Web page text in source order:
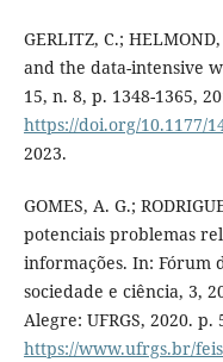
GERLITZ, C.;
and the data-intensive
15, n. 8, p. 1348-1365,
https://doi.org/10.1177/
2023.
GOMES, A. G.;
potenciais problemas
informações. In: Fórum
sociedade e ciência, 3,
Alegre: UFRGS, 2020.
https://www.ufrgs.br/